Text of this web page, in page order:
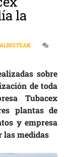
la
ALBISTEAK
TUBACEX
sobre
de toda
Tubacex
plantas de
y empresa
las medidas